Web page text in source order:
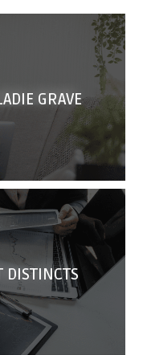
GRAVE
DISTINCTS